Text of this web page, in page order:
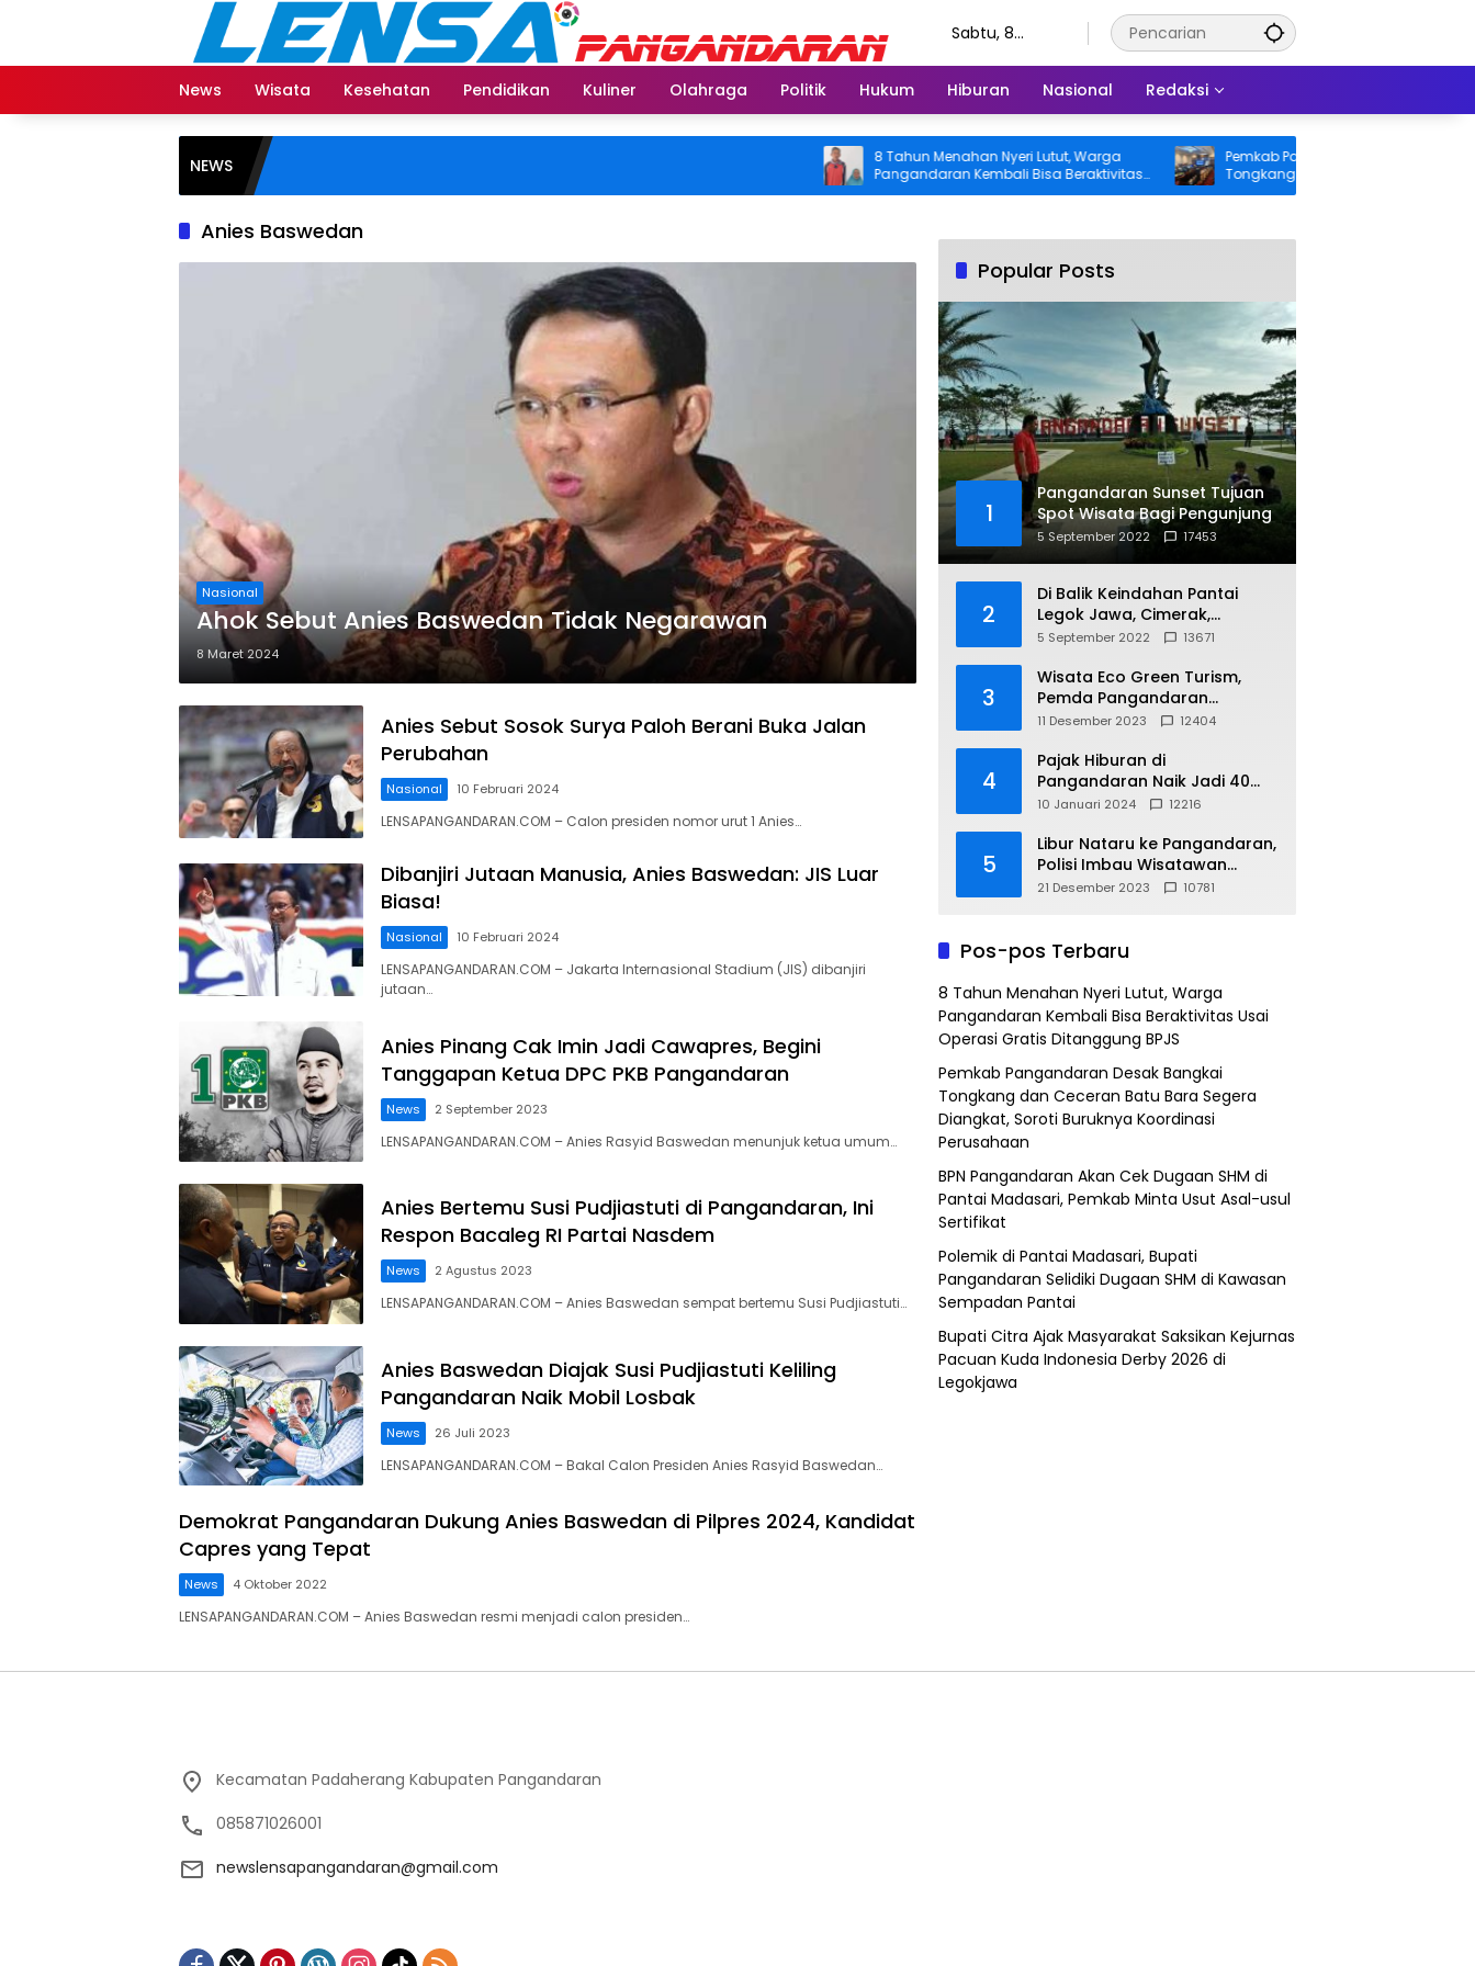
Sabtu, 8
News
Wisata Kesehatan Pendidikan Kuliner Olahraga Politik Hukum Hiburan Nasional Redaksi
NEWS
8 Tahun Menahan Nyeri Lutut, Warga
Pangandaran Kembali Bisa Beraktivitas
Usai Operasi Gratis Ditanggung BPJS
Pemkab Pangandaran Desak Bangkai
Tongkang dan Ceceran Batu Bara
Segera Diangkat, Soroti Buruknya
Anies Baswedan
Nasional
Ahok Sebut Anies Baswedan Tidak Negarawan
8 Maret 2024
Anies Sebut Sosok Surya Paloh Berani Buka Jalan
Perubahan
Nasional 10 Februari 2024
LENSAPANGANDARAN.COM – Calon presiden nomor urut 1 Anies…
Dibanjiri Jutaan Manusia, Anies Baswedan: JIS Luar
Biasa!
Nasional 10 Februari 2024
LENSAPANGANDARAN.COM – Jakarta Internasional Stadium (JIS) dibanjiri
jutaan…
Anies Pinang Cak Imin Jadi Cawapres, Begini
Tanggapan Ketua DPC PKB Pangandaran
News 2 September 2023
LENSAPANGANDARAN.COM – Anies Rasyid Baswedan menunjuk ketua umum…
Anies Bertemu Susi Pudjiastuti di Pangandaran, Ini
Respon Bacaleg RI Partai Nasdem
News 2 Agustus 2023
LENSAPANGANDARAN.COM – Anies Baswedan sempat bertemu Susi Pudjiastuti…
Anies Baswedan Diajak Susi Pudjiastuti Keliling
Pangandaran Naik Mobil Losbak
News 26 Juli 2023
LENSAPANGANDARAN.COM – Bakal Calon Presiden Anies Rasyid Baswedan…
Demokrat Pangandaran Dukung Anies Baswedan di Pilpres 2024, Kandidat
Capres yang Tepat
News 4 Oktober 2022
LENSAPANGANDARAN.COM – Anies Baswedan resmi menjadi calon presiden…
Popular Posts
1
Pangandaran Sunset Tujuan
Spot Wisata Bagi Pengunjung
5 September 2022 17453
2
Di Balik Keindahan Pantai
Legok Jawa, Cimerak,
Pangandaran
5 September 2022 13671
3
Wisata Eco Green Turism,
Pemda Pangandaran
Gandeng PLN
11 Desember 2023 12404
4
Pajak Hiburan di
Pangandaran Naik Jadi 40
Persen
10 Januari 2024 12216
5
Libur Nataru ke Pangandaran,
Polisi Imbau Wisatawan
Gunakan Jalur Arteri
21 Desember 2023 10781
Pos-pos Terbaru
8 Tahun Menahan Nyeri Lutut, Warga
Pangandaran Kembali Bisa Beraktivitas Usai
Operasi Gratis Ditanggung BPJS
Pemkab Pangandaran Desak Bangkai
Tongkang dan Ceceran Batu Bara Segera
Diangkat, Soroti Buruknya Koordinasi
Perusahaan
BPN Pangandaran Akan Cek Dugaan SHM di
Pantai Madasari, Pemkab Minta Usut Asal-usul
Sertifikat
Polemik di Pantai Madasari, Bupati
Pangandaran Selidiki Dugaan SHM di Kawasan
Sempadan Pantai
Bupati Citra Ajak Masyarakat Saksikan Kejurnas
Pacuan Kuda Indonesia Derby 2026 di
Legokjawa
Kecamatan Padaherang Kabupaten Pangandaran
085871026001
newslensapangandaran@gmail.com